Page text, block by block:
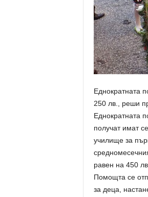
Еднократната
250 лв., реши
Еднократната
получат имат
училище за
равен на 450 лв.
Помощта се
за деца,